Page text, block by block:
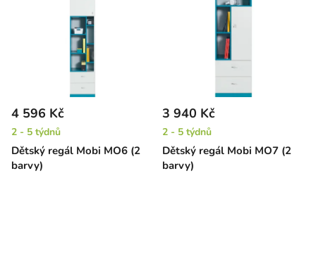
Dětský regál Mobi MO6 (2
barvy)
4 596 Kč
2 - 5 týdnů
Dětský regál Mobi MO7 (2
barvy)
3 940 Kč
2 - 5 týdnů